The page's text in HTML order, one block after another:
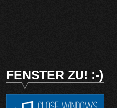
FENSTER ZU! :-)